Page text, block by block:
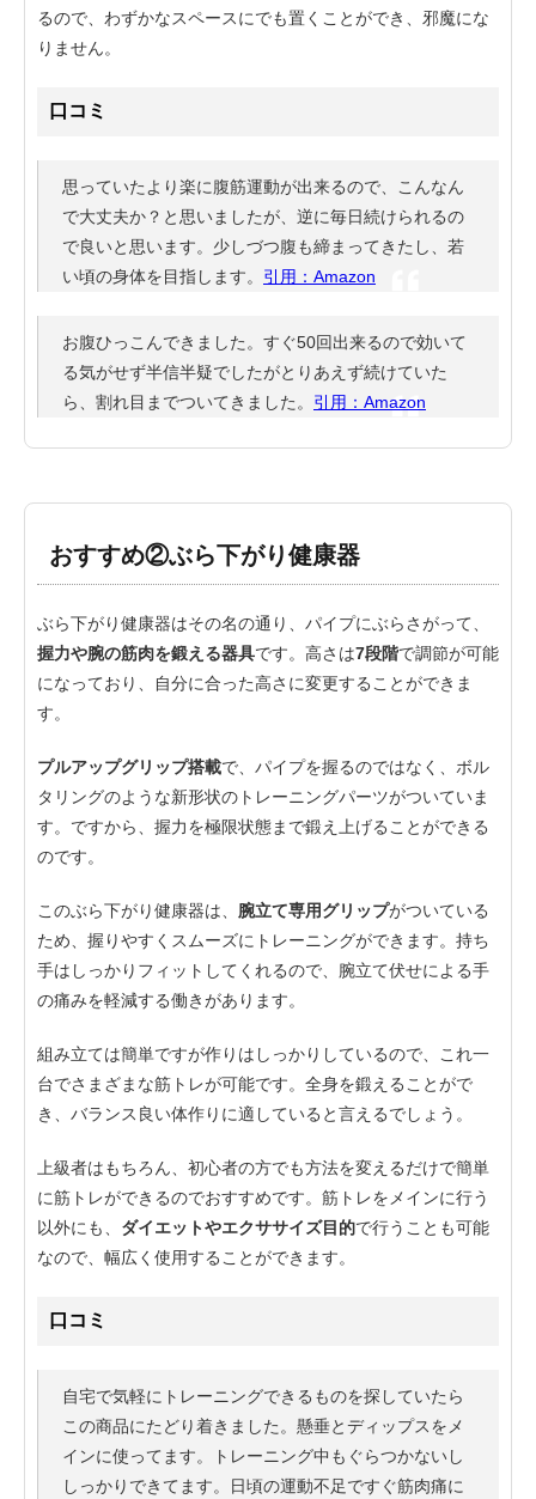
るので、わずかなスペースにでも置くことができ、邪魔にな
りません。
口コミ
思っていたより楽に腹筋運動が出来るので、こんなん
で大丈夫か？と思いましたが、逆に毎日続けられるの
で良いと思います。少しづつ腹も締まってきたし、若
い頃の身体を目指します。 引用：Amazon
お腹ひっこんできました。すぐ50回出来るので効いて
る気がせず半信半疑でしたがとりあえず続けていた
ら、割れ目までついてきました。 引用：Amazon
おすすめ②ぶら下がり健康器
ぶら下がり健康器はその名の通り、パイプにぶらさがって、
握力や腕の筋肉を鍛える器具です。高さは7段階で調節が可能
になっており、自分に合った高さに変更することができま
す。
プルアップグリップ搭載で、パイプを握るのではなく、ボル
タリングのような新形状のトレーニングパーツがついていま
す。ですから、握力を極限状態まで鍛え上げることができる
のです。
このぶら下がり健康器は、 腕立て専用グリップがついている
ため、握りやすくスムーズにトレーニングができます。持ち
手はしっかりフィットしてくれるので、腕立て伏せによる手
の痛みを軽減する働きがあります。
組み立ては簡単ですが作りはしっかりしているので、これ一
台でさまざまな筋トレが可能です。全身を鍛えることがで
き、バランス良い体作りに適していると言えるでしょう。
上級者はもちろん、初心者の方でも方法を変えるだけで簡単
に筋トレができるのでおすすめです。筋トレをメインに行う
以外にも、 ダイエットやエクササイズ目的で行うことも可能
なので、幅広く使用することができます。
口コミ
自宅で気軽にトレーニングできるものを探していたら
この商品にたどり着きました。懸垂とディップスをメ
インに使ってます。トレーニング中もぐらつかないし
しっかりできてます。日頃の運動不足ですぐ筋肉痛に